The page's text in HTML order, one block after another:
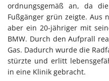
ordnungsgemäß an, da
Fußgänger grün zeigte. Aus
aber ein 20-jähriger mit
BMW. Durch den Aufprall
Gas. Dadurch wurde die
stürzte und erlitt
in eine Klinik gebracht.